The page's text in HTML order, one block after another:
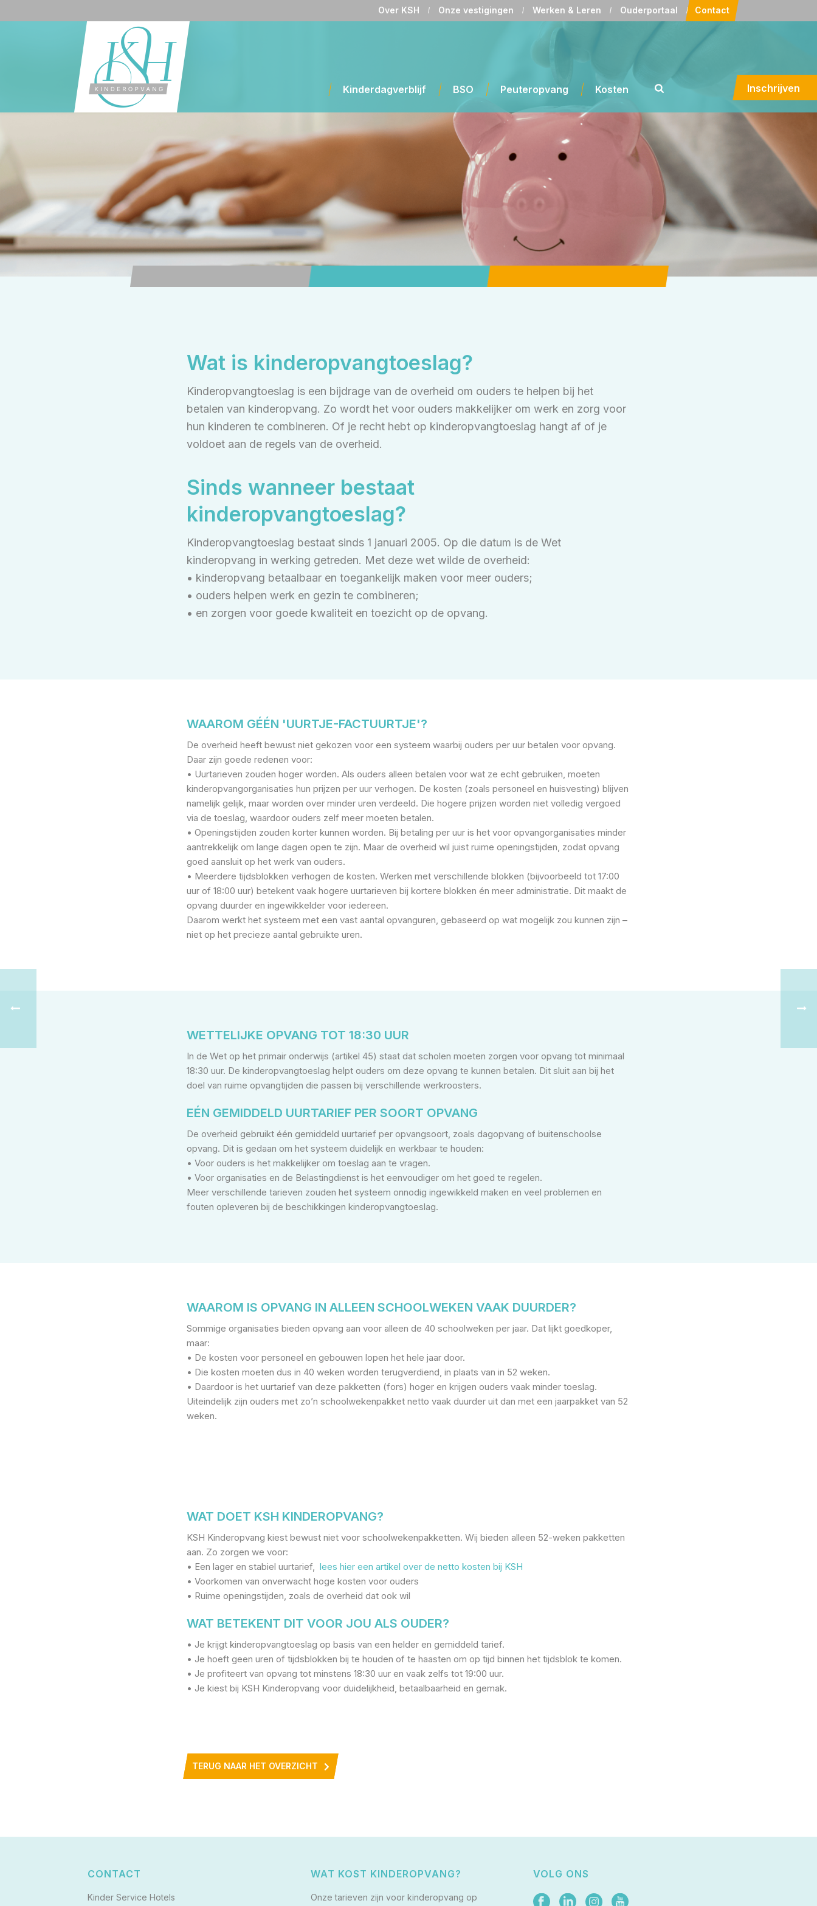
Over KSH Onze vestigingen Werken & Leren Ouderportaal Contact
Kinderdagverblijf BSO Peuteropvang Kosten Inschrijven
Wat is kinderopvangtoeslag?
Kinderopvangtoeslag is een bijdrage van de overheid om ouders te helpen bij het
betalen van kinderopvang. Zo wordt het voor ouders makkelijker om werk en zorg voor
hun kinderen te combineren. Of je recht hebt op kinderopvangtoeslag hangt af of je
voldoet aan de regels van de overheid.
Sinds wanneer bestaat
kinderopvangtoeslag?
Kinderopvangtoeslag bestaat sinds 1 januari 2005. Op die datum is de Wet
kinderopvang in werking getreden. Met deze wet wilde de overheid:
• kinderopvang betaalbaar en toegankelijk maken voor meer ouders;
• ouders helpen werk en gezin te combineren;
• en zorgen voor goede kwaliteit en toezicht op de opvang.
WAAROM GÉÉN 'UURTJE-FACTUURTJE'?
De overheid heeft bewust niet gekozen voor een systeem waarbij ouders per uur betalen voor opvang.
Daar zijn goede redenen voor:
• Uurtarieven zouden hoger worden. Als ouders alleen betalen voor wat ze echt gebruiken, moeten
kinderopvangorganisaties hun prijzen per uur verhogen. De kosten (zoals personeel en huisvesting) blijven
namelijk gelijk, maar worden over minder uren verdeeld. Die hogere prijzen worden niet volledig vergoed
via de toeslag, waardoor ouders zelf meer moeten betalen.
• Openingstijden zouden korter kunnen worden. Bij betaling per uur is het voor opvangorganisaties minder
aantrekkelijk om lange dagen open te zijn. Maar de overheid wil juist ruime openingstijden, zodat opvang
goed aansluit op het werk van ouders.
• Meerdere tijdsblokken verhogen de kosten. Werken met verschillende blokken (bijvoorbeeld tot 17:00
uur of 18:00 uur) betekent vaak hogere uurtarieven bij kortere blokken én meer administratie. Dit maakt de
opvang duurder en ingewikkelder voor iedereen.
Daarom werkt het systeem met een vast aantal opvanguren, gebaseerd op wat mogelijk zou kunnen zijn –
niet op het precieze aantal gebruikte uren.
WETTELIJKE OPVANG TOT 18:30 UUR
In de Wet op het primair onderwijs (artikel 45) staat dat scholen moeten zorgen voor opvang tot minimaal
18:30 uur. De kinderopvangtoeslag helpt ouders om deze opvang te kunnen betalen. Dit sluit aan bij het
doel van ruime opvangtijden die passen bij verschillende werkroosters.
EÉN GEMIDDELD UURTARIEF PER SOORT OPVANG
De overheid gebruikt één gemiddeld uurtarief per opvangsoort, zoals dagopvang of buitenschoolse
opvang. Dit is gedaan om het systeem duidelijk en werkbaar te houden:
• Voor ouders is het makkelijker om toeslag aan te vragen.
• Voor organisaties en de Belastingdienst is het eenvoudiger om het goed te regelen.
Meer verschillende tarieven zouden het systeem onnodig ingewikkeld maken en veel problemen en
fouten opleveren bij de beschikkingen kinderopvangtoeslag.
WAAROM IS OPVANG IN ALLEEN SCHOOLWEKEN VAAK DUURDER?
Sommige organisaties bieden opvang aan voor alleen de 40 schoolweken per jaar. Dat lijkt goedkoper,
maar:
• De kosten voor personeel en gebouwen lopen het hele jaar door.
• Die kosten moeten dus in 40 weken worden terugverdiend, in plaats van in 52 weken.
• Daardoor is het uurtarief van deze pakketten (fors) hoger en krijgen ouders vaak minder toeslag.
Uiteindelijk zijn ouders met zo’n schoolwekenpakket netto vaak duurder uit dan met een jaarpakket van 52
weken.
WAT DOET KSH KINDEROPVANG?
KSH Kinderopvang kiest bewust niet voor schoolwekenpakketten. Wij bieden alleen 52-weken pakketten
aan. Zo zorgen we voor:
• Een lager en stabiel uurtarief, lees hier een artikel over de netto kosten bij KSH
• Voorkomen van onverwacht hoge kosten voor ouders
• Ruime openingstijden, zoals de overheid dat ook wil
WAT BETEKENT DIT VOOR JOU ALS OUDER?
• Je krijgt kinderopvangtoeslag op basis van een helder en gemiddeld tarief.
• Je hoeft geen uren of tijdsblokken bij te houden of te haasten om op tijd binnen het tijdsblok te komen.
• Je profiteert van opvang tot minstens 18:30 uur en vaak zelfs tot 19:00 uur.
• Je kiest bij KSH Kinderopvang voor duidelijkheid, betaalbaarheid en gemak.
TERUG NAAR HET OVERZICHT
CONTACT
Kinder Service Hotels
WAT KOST KINDEROPVANG?
Onze tarieven zijn voor kinderopvang op
VOLG ONS